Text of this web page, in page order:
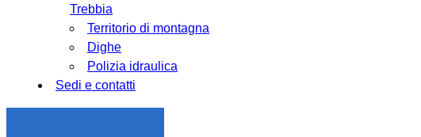
Trebbia
Territorio di montagna
Dighe
Polizia idraulica
Sedi e contatti